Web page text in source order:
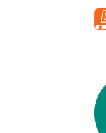
ข้ามไปยังเนื้อหาหลัก